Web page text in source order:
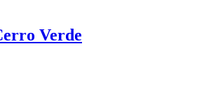
Verde